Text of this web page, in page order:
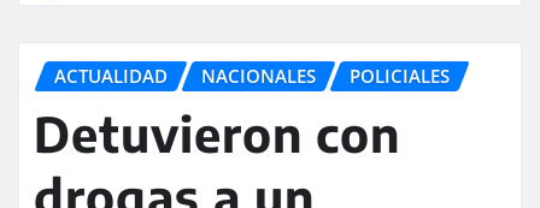
ACTUALIDAD NACIONALES POLICIALES
Detuvieron con